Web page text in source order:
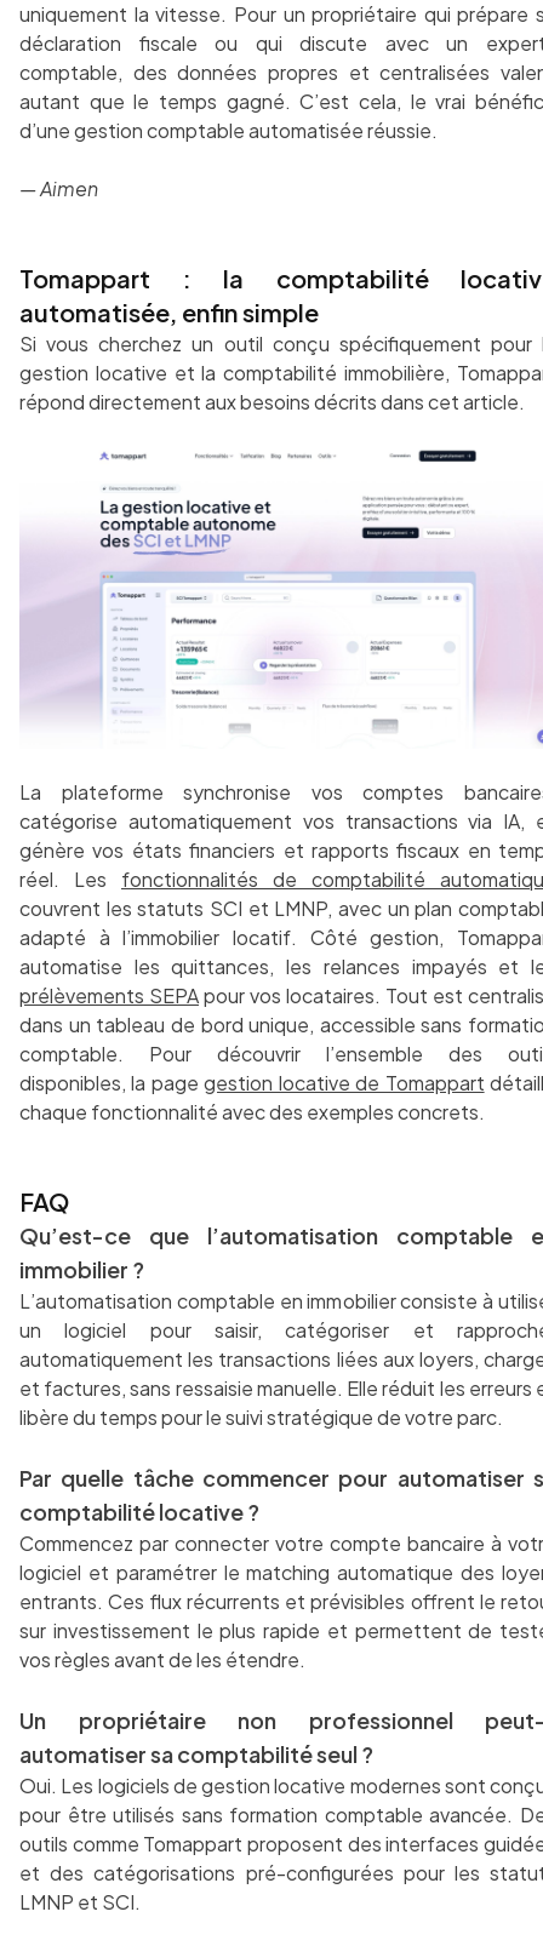
uniquement la vitesse. Pour un propriétaire qui prépare
déclaration fiscale ou qui discute avec un
comptable, des données propres et centralisées
autant que le temps gagné. C’est cela, le vrai
d’une gestion comptable automatisée réussie.
— Aimen
Tomappart : la comptabilité
automatisée, enfin simple
Si vous cherchez un outil conçu spécifiquement pour
gestion locative et la comptabilité immobilière,
répond directement aux besoins décrits dans cet article.
La plateforme synchronise vos comptes
catégorise automatiquement vos transactions via IA,
génère vos états financiers et rapports fiscaux en
réel. Les fonctionnalités de comptabilité
couvrent les statuts SCI et LMNP, avec un plan
adapté à l’immobilier locatif. Côté gestion,
automatise les quittances, les relances impayés et
prélèvements SEPApour vos locataires. Tout est
dans un tableau de bord unique, accessible sans
comptable. Pour découvrir l’ensemble des
disponibles, la pagegestion locative de Tomappart
chaque fonctionnalité avec des exemples concrets.
FAQ
Qu’est-ce que l’automatisation comptable
immobilier ?
L’automatisation comptable en immobilier consiste à
un logiciel pour saisir, catégoriser et
automatiquement les transactions liées aux loyers,
et factures, sans ressaisie manuelle. Elle réduit les erreurs
libère du temps pour le suivi stratégique de votre parc.
Par quelle tâche commencer pour automatiser
comptabilité locative ?
Commencez par connecter votre compte bancaire à
logiciel et paramétrer le matching automatique des
entrants. Ces flux récurrents et prévisibles offrent le
sur investissement le plus rapide et permettent de
vos règles avant de les étendre.
Un propriétaire non professionnel
automatiser sa comptabilité seul ?
Oui. Les logiciels de gestion locative modernes sont
pour être utilisés sans formation comptable avancée.
outils comme Tomappart proposent des interfaces
et des catégorisations pré-configurées pour les
LMNP et SCI.